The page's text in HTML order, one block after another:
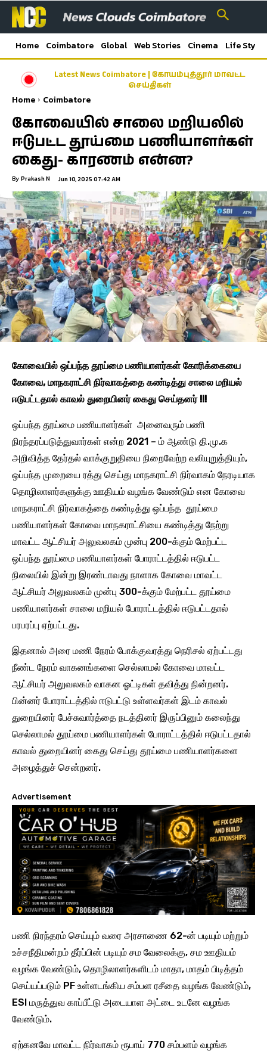
Home Coimbatore Global Web Stories Cinema Life Style
Latest News Coimbatore | கோயம்புத்தூர் மாவட்ட
செய்திகள்
Home Coimbatore
கோவையில் சாலை மறியலில்
ஈடுபட்ட தூய்மை பணியாளர்கள்
கைது- காரணம் என்ன?
By Prakash N Jun 10, 2025 07:42 AM
கோவையில் ஒப்பந்த தூய்மை பணியாளர்கள் கோரிக்கையை
கோவை, மாநகராட்சி நிர்வாகத்தை கண்டித்து சாலை மறியல்
ஈடுபட்டதால் காவல் துறையினர் கைது செய்தனர் !!!
ஒப்பந்த தூய்மை பணியாளர்கள் அனைவரும் பணி
நிரந்தரப்படுத்துவார்கள் என்ற 2021 – ம் ஆண்டு தி.மு.க
அறிவித்த தேர்தல் வாக்குறுதியை நிறைவேற்ற வலியுறுத்தியும்,
ஒப்பந்த முறையை ரத்து செய்து மாநகராட்சி நிர்வாகம் நேரடியாக
தொழிலாளர்களுக்கு ஊதியம் வழங்க வேண்டும் என கோவை
மாநகராட்சி நிர்வாகத்தை கண்டித்து ஒப்பந்த தூய்மை
பணியாளர்கள் கோவை மாநகராட்சியை கண்டித்து நேற்று
மாவட்ட ஆட்சியர் அலுவலகம் முன்பு 200-க்கும் மேற்பட்ட
ஒப்பந்த தூய்மை பணியாளர்கள் போராட்டத்தில் ஈடுபட்ட
நிலையில் இன்று இரண்டாவது நாளாக கோவை மாவட்ட
ஆட்சியர் அலுவலகம் முன்பு 300-க்கும் மேற்பட்ட தூய்மை
பணியாளர்கள் சாலை மறியல் போராட்டத்தில் ஈடுபட்டதால்
பரபரப்பு ஏற்பட்டது.
இதனால் அரை மணி நேரம் போக்குவரத்து நெரிசல் ஏற்பட்டது
நீண்ட நேரம் வாகனங்களை செல்லாமல் கோவை மாவட்ட
ஆட்சியர் அலுவலகம் வாகன ஓட்டிகள் தவித்து நின்றனர்.
பின்னர் போராட்டத்தில் ஈடுபட்டு உள்ளவர்கள் இடம் காவல்
துறையினர் பேச்சுவார்த்தை நடத்தினர் இருப்பினும் கலைந்து
செல்லாமல் தூய்மை பணியாளர்கள் போராட்டத்தில் ஈடுபட்டதால்
காவல் துறையினர் கைது செய்து தூய்மை பணியாளர்களை
அழைத்துச் சென்றனர்.
Advertisement
பணி நிரந்தரம் செய்யும் வரை அரசாணை 62-ன் படியும் மற்றும்
உச்சநீதிமன்றம் தீர்ப்பின் படியும் சம வேலைக்கு, சம ஊதியம்
வழங்க வேண்டும், தொழிலாளர்களிடம் மாதா, மாதம் பிடித்தம்
செய்யப்படும் PF உள்ளடங்கிய சம்பள ரசீதை வழங்க வேண்டும்,
ESI மருத்துவ காப்பீட்டு அடையாள அட்டை உடனே வழங்க
வேண்டும்.
ஏற்கனவே மாவட்ட நிர்வாகம் ரூபாய் 770 சம்பளம் வழங்க